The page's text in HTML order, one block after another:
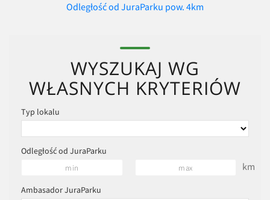
Odległość od JuraParku pow. 4km
WYSZUKAJ WG
WŁASNYCH KRYTERIÓW
Typ lokalu
Odległość od JuraParku
km
Ambasador JuraParku